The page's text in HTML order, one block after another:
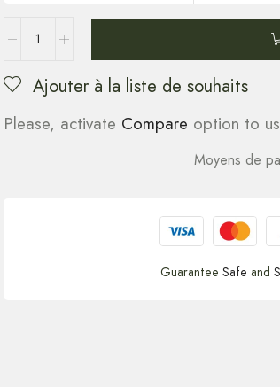
Ajouter à la liste de souhaits
Please, activate Compare option to
Moyens de
Guarantee Safe and